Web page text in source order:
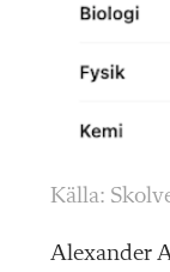
Källa:
Alexander